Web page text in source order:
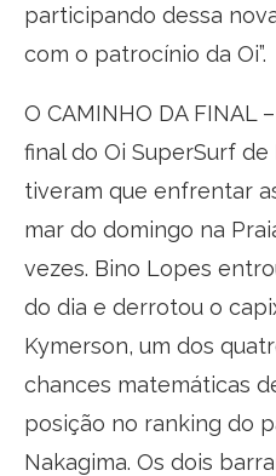
participando dessa
com o patrocínio da Oi”.
O CAMINHO DA FINAL
final do Oi SuperSurf
tiveram que enfrentar
mar do domingo na
vezes. Bino Lopes
do dia e derrotou o
Kymerson, um dos
chances matemáticas
posição no ranking do
Nakagima. Os dois